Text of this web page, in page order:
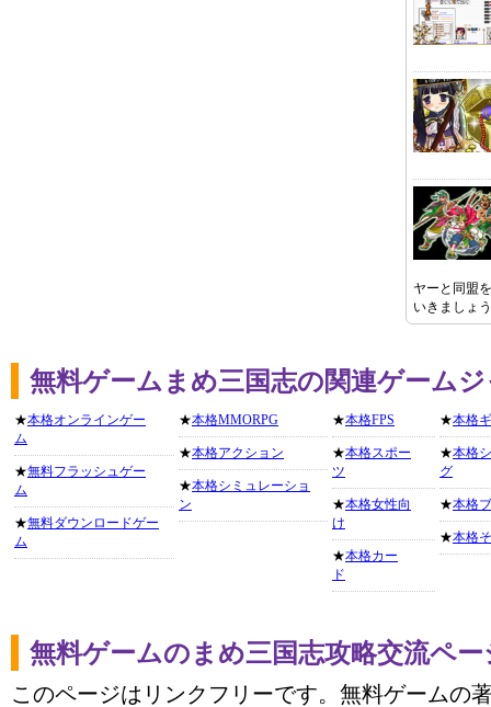
ヤーと同盟
いきましょう
無料ゲームまめ三国志の関連ゲーム
★本格オンラインゲー
ム
★無料フラッシュゲー
ム
★無料ダウンロードゲー
ム
★本格MMORPG
★本格アクション
★本格シミュレーショ
ン
★本格FPS
★本格スポー
ツ
★本格女性向
け
★本格カー
ド
★本格
★本格
グ
★本格
★本格
無料ゲームのまめ三国志攻略交流ペ
このページはリンクフリーです。無料ゲームの